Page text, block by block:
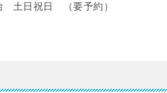
日祝日 （要予約）